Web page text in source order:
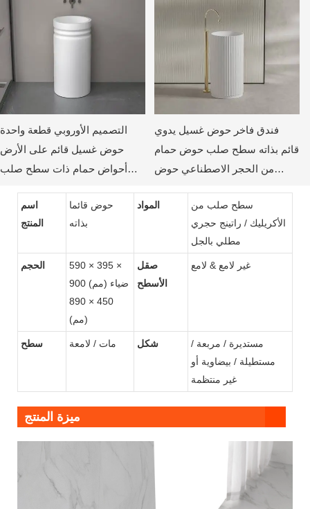
التصميم الأوروبي قطعة واحدة
حوض غسيل قائم على الأرض
أحواض حمام ذات سطح صلب
فندق فاخر حوض غسيل يدوي
قائم بذاته سطح صلب حوض حمام
من الحجر الاصطناعي حوض
اسم
المنتج
حوض قائما
بذاته
المواد
سطح صلب من
الأكريليك / راتينج حجري
مطلي بالجل
الحجم
590 × 395 ×
900 (مم) ضياء
450 × 890
(مم)
صقل
الأسطح
غير لامع & لامع
سطح مات / لامعة شكل
مستديرة / مربعة /
مستطيلة / بيضاوية أو
غير منتظمة
ميزة المنتج